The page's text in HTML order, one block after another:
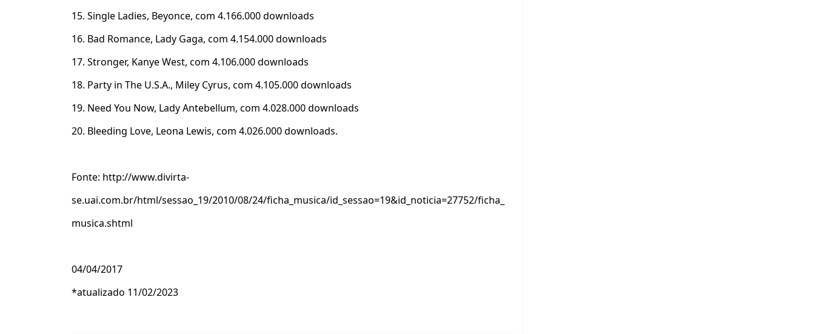
15. Single Ladies, Beyonce, com 4.166.000 downloads
16. Bad Romance, Lady Gaga, com 4.154.000 downloads
17. Stronger, Kanye West, com 4.106.000 downloads
18. Party in The U.S.A., Miley Cyrus, com 4.105.000 downloads
19. Need You Now, Lady Antebellum, com 4.028.000 downloads
20. Bleeding Love, Leona Lewis, com 4.026.000 downloads.
Fonte: http://www.divirta-
se.uai.com.br/html/sessao_19/2010/08/24/ficha_musica/id_sessao=19&id_noticia=27752/ficha_
musica.shtml
04/04/2017
*atualizado 11/02/2023